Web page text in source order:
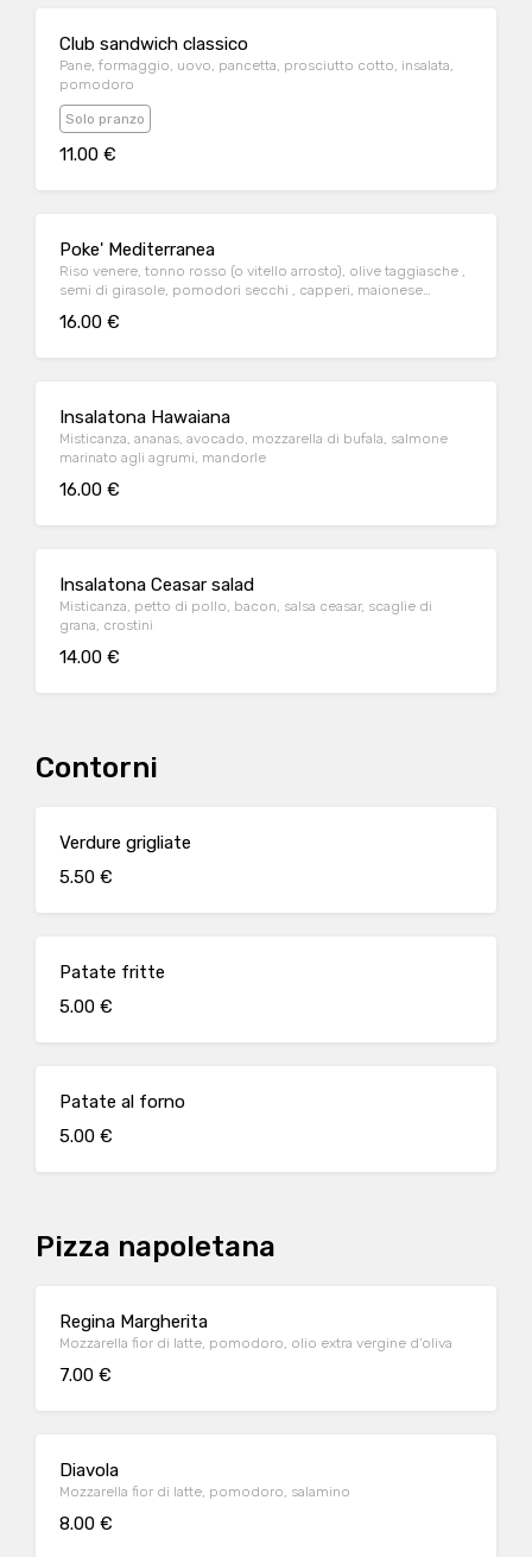
Club sandwich classico
Pane, formaggio, uovo, pancetta, prosciutto cotto, insalata,
pomodoro
Solo pranzo
11.00 €
Poke' Mediterranea
Riso venere, tonno rosso (o vitello arrosto), olive taggiasche ,
semi di girasole, pomodori secchi , capperi, maionese
16.00 €
Insalatona Hawaiana
Misticanza, ananas, avocado, mozzarella di bufala, salmone
marinato agli agrumi, mandorle
16.00 €
Insalatona Ceasar salad
Misticanza, petto di pollo, bacon, salsa ceasar, scaglie di
grana, crostini
14.00 €
Contorni
Verdure grigliate
5.50 €
Patate fritte
5.00 €
Patate al forno
5.00 €
Pizza napoletana
Regina Margherita
Mozzarella fior di latte, pomodoro, olio extra vergine d’oliva
7.00 €
Diavola
Mozzarella fior di latte, pomodoro, salamino
8.00 €